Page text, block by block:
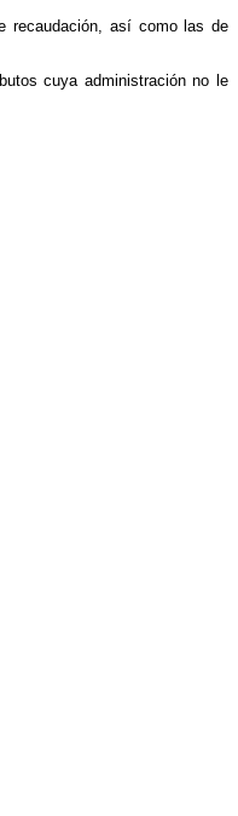
recaudación, así como las de
cuya administración no le